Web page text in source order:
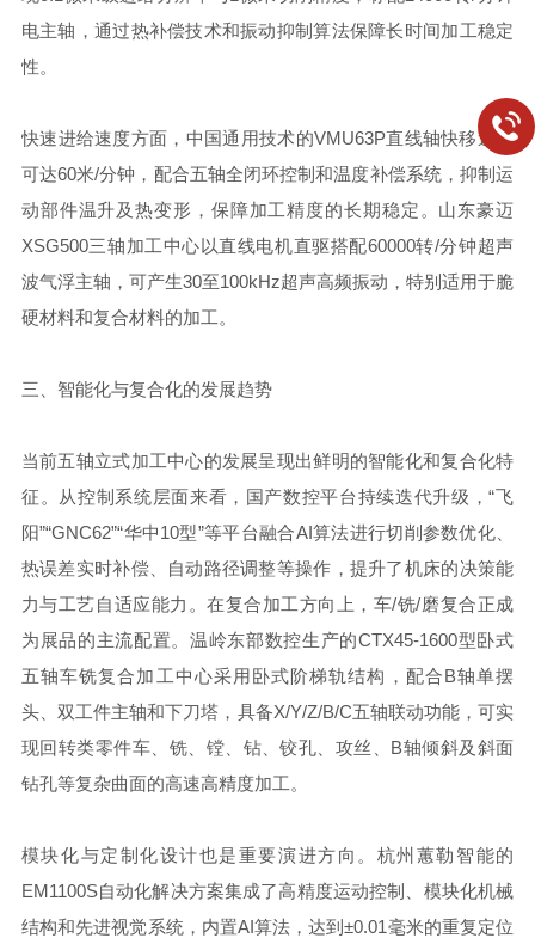
电主轴，通过热补偿技术和振动抑制算法保障长时间加工稳定
性。
快速进给速度方面，中国通用技术的VMU63P直线轴快移速度
可达60米/分钟，配合五轴全闭环控制和温度补偿系统，抑制运
动部件温升及热变形，保障加工精度的长期稳定。山东豪迈
XSG500三轴加工中心以直线电机直驱搭配60000转/分钟超声
波气浮主轴，可产生30至100kHz超声高频振动，特别适用于脆
硬材料和复合材料的加工。
三、智能化与复合化的发展趋势
当前五轴立式加工中心的发展呈现出鲜明的智能化和复合化特
征。从控制系统层面来看，国产数控平台持续迭代升级，“飞
阳”“GNC62”“华中10型”等平台融合AI算法进行切削参数优化、
热误差实时补偿、自动路径调整等操作，提升了机床的决策能
力与工艺自适应能力。在复合加工方向上，车/铣/磨复合正成
为展品的主流配置。温岭东部数控生产的CTX45-1600型卧式
五轴车铣复合加工中心采用卧式阶梯轨结构，配合B轴单摆
头、双工件主轴和下刀塔，具备X/Y/Z/B/C五轴联动功能，可实
现回转类零件车、铣、镗、钻、铰孔、攻丝、B轴倾斜及斜面
钻孔等复杂曲面的高速高精度加工。
模块化与定制化设计也是重要演进方向。杭州蕙勒智能的
EM1100S自动化解决方案集成了高精度运动控制、模块化机械
结构和先进视觉系统，内置AI算法，达到±0.01毫米的重复定位